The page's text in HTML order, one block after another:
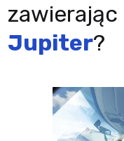
zawierając
Jupiter?